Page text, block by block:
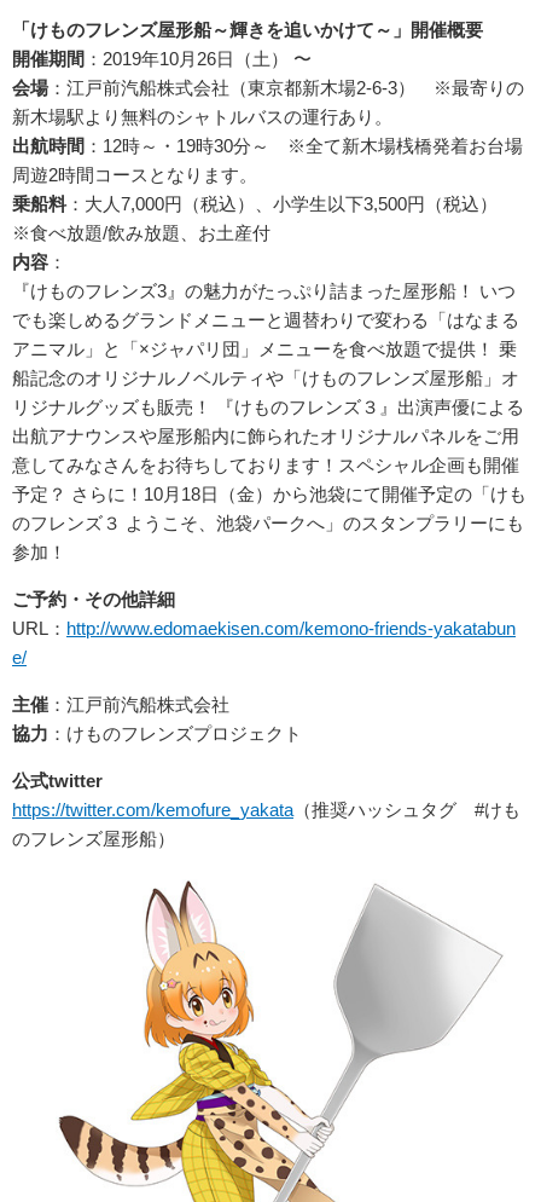
「けものフレンズ屋形船～輝きを追いかけて～」開催概要
開催期間 ：2019年10月26日（土） 〜
会場：江戸前汽船株式会社（東京都新木場2-6-3） ※最寄りの
新木場駅より無料のシャトルバスの運行あり。
出航時間 ：12時～・19時30分～ ※全て新木場桟橋発着お台場
周遊2時間コースとなります。
乗船料 ：大人7,000円（税込）、小学生以下3,500円（税込）
※食べ放題/飲み放題、お土産付
内容 ：
『けものフレンズ3』の魅力がたっぷり詰まった屋形船！ いつ
でも楽しめるグランドメニューと週替わりで変わる「はなまる
アニマル」と「×ジャパリ団」メニューを食べ放題で提供！ 乗
船記念のオリジナルノベルティや「けものフレンズ屋形船」オ
リジナルグッズも販売！ 『けものフレンズ３』出演声優による
出航アナウンスや屋形船内に飾られたオリジナルパネルをご用
意してみなさんをお待ちしております！スペシャル企画も開催
予定？ さらに！10月18日（金）から池袋にて開催予定の「けも
のフレンズ３ ようこそ、池袋パークへ」のスタンプラリーにも
参加！
ご予約・その他詳細
URL： http://www.edomaekisen.com/kemono-friends-yakatabun
e/
主催 ：江戸前汽船株式会社
協力 ：けものフレンズプロジェクト
公式twitter
https://twitter.com/kemofure_yakata （推奨ハッシュタグ #けも
のフレンズ屋形船）